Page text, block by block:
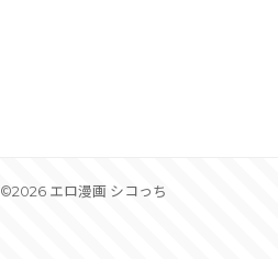
©2026 エロ漫画 シコっち